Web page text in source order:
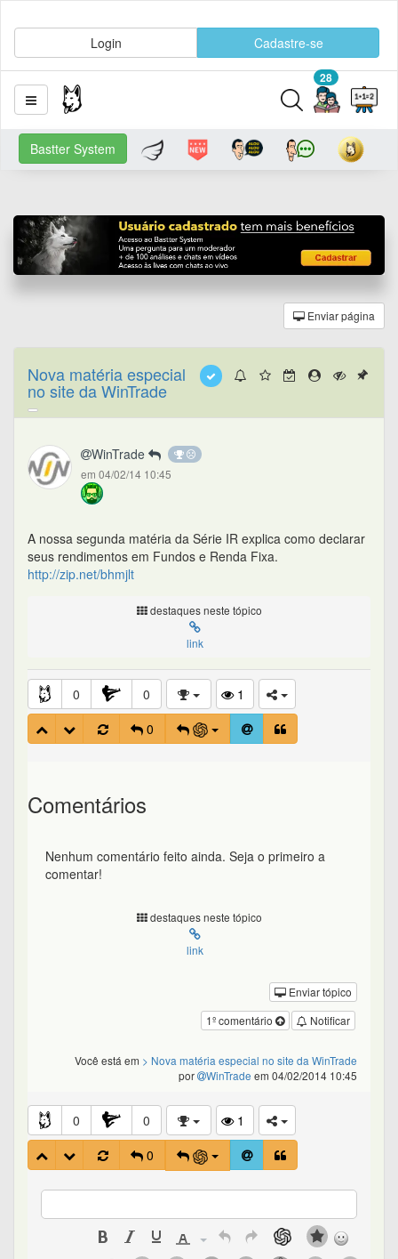
Login Cadastre-se
28
Bastter System
Enviar página
Nova matéria especial
no site da WinTrade
WinTrade
em 04/02/14 10:45
A nossa segunda matéria da Série IR explica como declarar
seus rendimentos em Fundos e Renda Fixa.
http://zip.net/bhmjlt
destaques neste tópico
link
0 0
1
0
Comentários
Nenhum comentário feito ainda. Seja o primeiro a
comentar!
destaques neste tópico
link
Enviar tópico
Notificar
1º comentário
Você está em > Nova matéria especial no site da WinTrade
por
WinTrade em 04/02/2014 10:45
0 0
1
0